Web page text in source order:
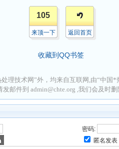
105
来顶一下 返回首页
收藏到QQ书签
处理技术网”外，均来自互联网,由“中国
邮件到 admin@chte.org ,我们会及时
密码:
匿名发表